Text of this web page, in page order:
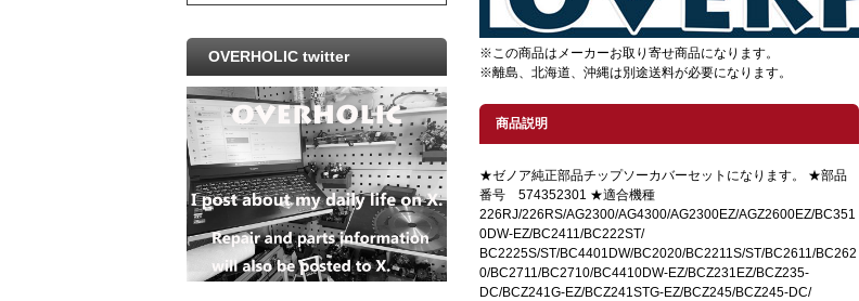
※この商品はメーカーお取り寄せ商品になります。
※離島、北海道、沖縄は別途送料が必要になります。
商品説明
★ゼノア純正部品チップソーカバーセットになります。 ★部品
番号 574352301 ★適合機種
226RJ/226RS/AG2300/AG4300/AG2300EZ/AGZ2600EZ/BC351
0DW-EZ/BC2411/BC222ST/
BC2225S/ST/BC4401DW/BC2020/BC2211S/ST/BC2611/BC262
0/BC2711/BC2710/BC4410DW-EZ/BCZ231EZ/BCZ235-
DC/BCZ241G-EZ/BCZ241STG-EZ/BCZ245/BCZ245-DC/
OVERHOLIC twitter